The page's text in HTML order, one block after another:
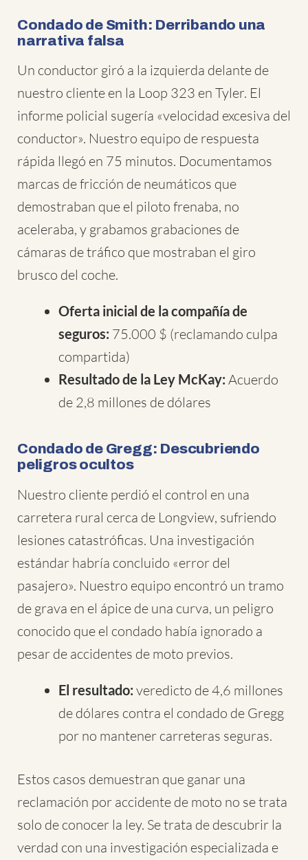
Condado de Smith: Derribando una
narrativa falsa
Un conductor giró a la izquierda delante de
nuestro cliente en la Loop 323 en Tyler. El
informe policial sugería «velocidad excesiva del
conductor». Nuestro equipo de respuesta
rápida llegó en 75 minutos. Documentamos
marcas de fricción de neumáticos que
demostraban que el piloto frenaba, no
aceleraba, y grabamos grabaciones de
cámaras de tráfico que mostraban el giro
brusco del coche.
Oferta inicial de la compañía de
seguros: 75.000 $ (reclamando culpa
compartida)
Resultado de la Ley McKay: Acuerdo
de 2,8 millones de dólares
Condado de Gregg: Descubriendo
peligros ocultos
Nuestro cliente perdió el control en una
carretera rural cerca de Longview, sufriendo
lesiones catastróficas. Una investigación
estándar habría concluido «error del
pasajero». Nuestro equipo encontró un tramo
de grava en el ápice de una curva, un peligro
conocido que el condado había ignorado a
pesar de accidentes de moto previos.
El resultado: veredicto de 4,6 millones
de dólares contra el condado de Gregg
por no mantener carreteras seguras.
Estos casos demuestran que ganar una
reclamación por accidente de moto no se trata
solo de conocer la ley. Se trata de descubrir la
verdad con una investigación especializada e